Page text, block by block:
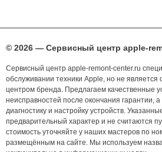
© 2026 — Сервисный центр apple-
Сервисный центр apple-remont-center.ru
обслуживании техники Apple, но не
центром бренда. Предлагаем качественные
неисправностей после окончания гарантии,
диагностику и настройку устройств.
предварительный характер и не считаются
стоимость уточняйте у наших мастеров по
размещённым на сайте. Мы используем